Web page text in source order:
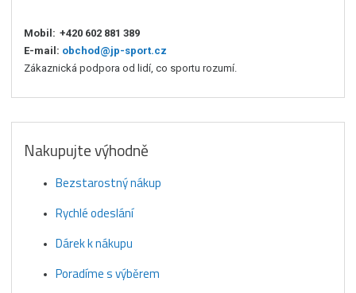
Mobil: +420 602 881 389
E-mail: obchod@jp-sport.cz
Zákaznická podpora od lidí, co sportu rozumí.
Nakupujte výhodně
Bezstarostný nákup
Rychlé odeslání
Dárek k nákupu
Poradíme s výběrem